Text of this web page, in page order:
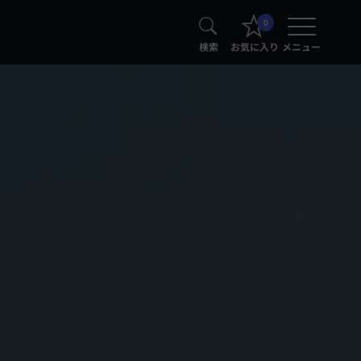
検索
0
お気に入り メニュー